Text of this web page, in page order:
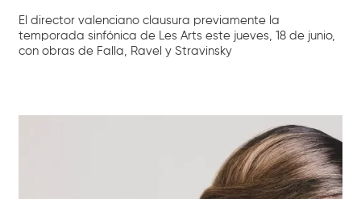
El director valenciano clausura previamente la
temporada sinfónica de Les Arts este jueves, 18 de junio,
con obras de Falla, Ravel y Stravinsky